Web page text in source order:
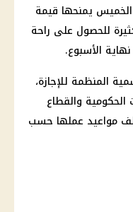
يمنحها قيمة
للحصول على راحة
الأسبوع.
المنظمة للإجازة،
والقطاع
مواعيد عملها حسب